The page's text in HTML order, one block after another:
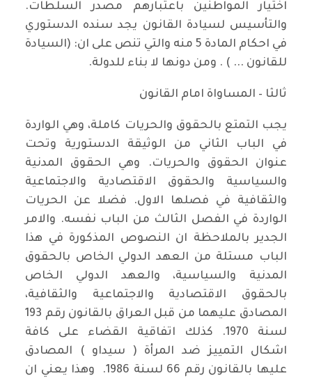
اختيار المواطنين باعتبارهم مصدر السلطات.
والتأسيس لسيادة القانون يجد سنده الدستوري
في احكام المادة 5 منه والتي تنص على ان: (السيادة
للقانون ... ) . ومن دونها لا بناء للدولة.
ثالثا – المساواة امام القانون
يجب التمتع بالحقوق والحريات كاملة، وهي الواردة
في الباب الثاني من الوثيقة الدستورية وتحت
عنوان الحقوق والحريات. وهي الحقوق المدنية
والسياسية والحقوق الاقتصادية والاجتماعية
والثقافية في فصلها الاول. فضلا عن الحريات
الواردة في الفصل الثالث من الباب نفسه. والامر
الجدير بالملاحظة ان النصوص المذكورة في هذا
الباب مستلة من العهد الدولي الخاص بالحقوق
المدنية والسياسية، والعهد الدولي الخاص
بالحقوق الاقتصادية والاجتماعية والثقافية،
المصادق عليهما من قبل العراق بالقانون رقم 193
لسنة 1970. كذلك اتفاقية القضاء على كافة
اشكال التمييز ضد المرأة ( سيداو ) المصادق
عليها بالقانون رقم 66 لسنة 1986. وهذا يعني ان